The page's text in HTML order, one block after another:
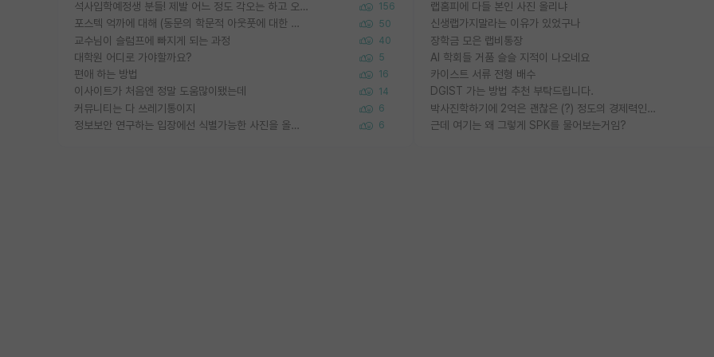
석사입학예정생 분들! 제발 어느 정도 각오는 하고 오세요. 156
포스텍 억까에 대해 (동문의 학문적 아웃풋에 대한 반박) 50
교수님이 슬럼프에 빠지게 되는 과정 40
대학원 어디로 가야할까요? 5
편애 하는 방법 16
이사이트가 처음엔 정말 도움많이됐는데 14
커뮤니티는 다 쓰레기통이지 6
정보보안 연구하는 입장에선 식별가능한 사진을 올리는건 비추이긴함 6
랩홈피에 다들 본인 사진 올리냐
신생랩가지말라는 이유가 있었구나
장학금 모은 랩비통장
AI 학회들 거품 슬슬 지적이 나오네요
카이스트 서류 전형 배수
DGIST 가는 방법 추천 부탁드립니다.
박사진학하기에 2억은 괜찮은 (?) 정도의 경제력인가요
근데 여기는 왜 그렇게 SPK를 물어보는거임?